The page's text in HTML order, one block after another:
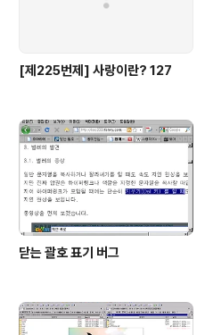
[제225번제] 사랑이란? 127
닫는 괄호 표기 버그